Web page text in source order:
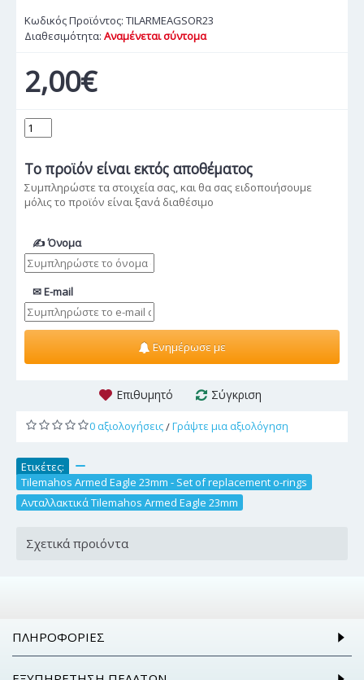
Κωδικός Προϊόντος: TILARMEAGSOR23
Διαθεσιμότητα: Αναμένεται σύντομα
2,00€
Το προϊόν είναι εκτός αποθέματος
Συμπληρώστε τα στοιχεία σας, και θα σας ειδοποιήσουμε
μόλις το προϊόν είναι ξανά διαθέσιμο
✍ Όνομα
✉ E-mail
Ενημέρωσε με
Επιθυμητό Σύγκριση
0 αξιολογήσεις/Γράψτε μια αξιολόγηση
Ετικέτες:
Tilemahos Armed Eagle 23mm - Set of replacement o-rings
Ανταλλακτικά Tilemahos Armed Eagle 23mm
Σχετικά προιόντα
ΠΛΗΡΟΦΟΡΊΕΣ